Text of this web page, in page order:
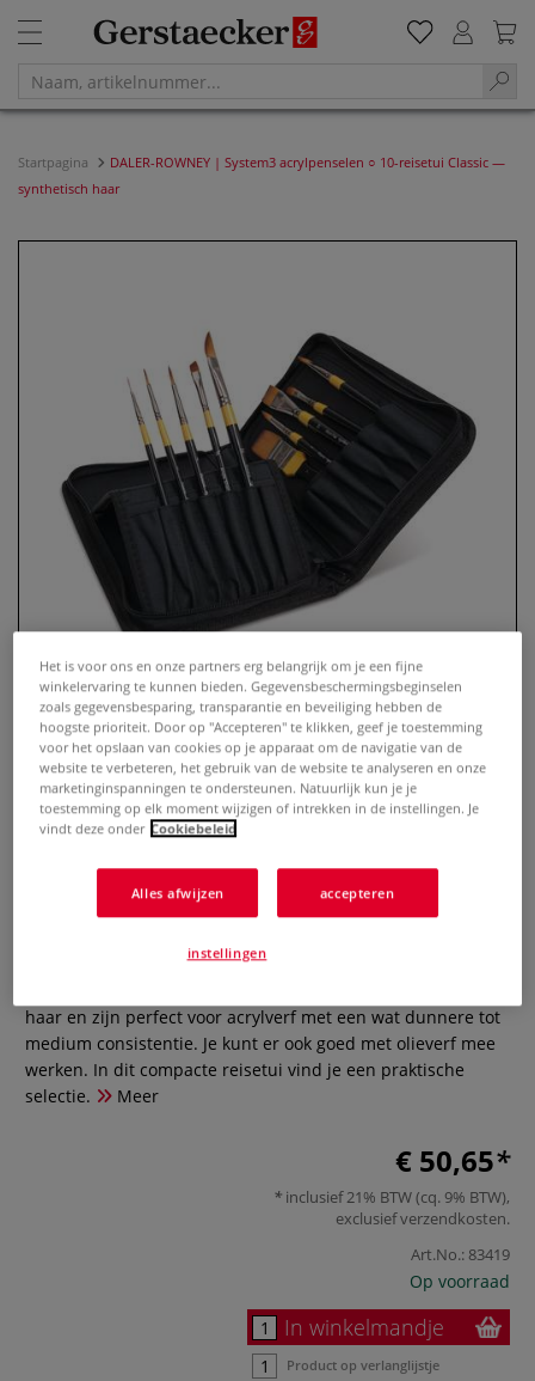
Startpagina
DALER-ROWNEY | System3 acrylpenselen ○ 10-reisetui Classic —
synthetisch haar
DALER-ROWNEY | System3
acrylpenselen ○ 10-reisetui
Classic — synthetisch haar
0 Beoordeling
haar en zijn perfect voor acrylverf met een wat dunnere tot
medium consistentie. Je kunt er ook goed met olieverf mee
werken. In dit compacte reisetui vind je een praktische
selectie.
Meer
€ 50,65
inclusief 21% BTW (cq. 9% BTW),
exclusiefverzendkosten.
Art.No.: 83419
Op voorraad
In winkelmandje
Product op verlanglijstje
Het is voor ons en onze partners erg belangrijk om je een fijne
winkelervaring te kunnen bieden. Gegevensbeschermingsbeginselen
zoals gegevensbesparing, transparantie en beveiliging hebben de
hoogste prioriteit. Door op "Accepteren" te klikken, geef je toestemming
voor het opslaan van cookies op je apparaat om de navigatie van de
website te verbeteren, het gebruik van de website te analyseren en onze
marketinginspanningen te ondersteunen. Natuurlijk kun je je
toestemming op elk moment wijzigen of intrekken in de instellingen. Je
vindt deze onder Cookiebeleid
Alles afwijzen accepteren
instellingen